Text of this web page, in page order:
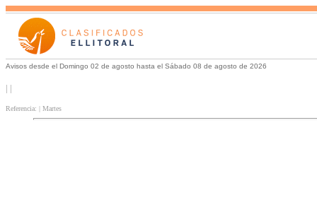
Avisos desde el Domingo 02 de agosto hasta el Sábado 08 de agosto de 2026
| |
Referencia: | Martes